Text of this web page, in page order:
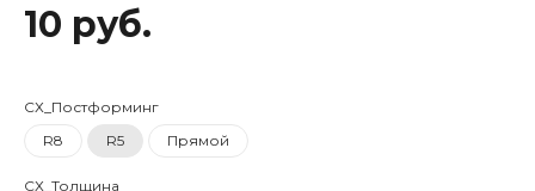
10 руб.
СХ_Постформинг
R8
R5 Прямой
СХ_Толщина